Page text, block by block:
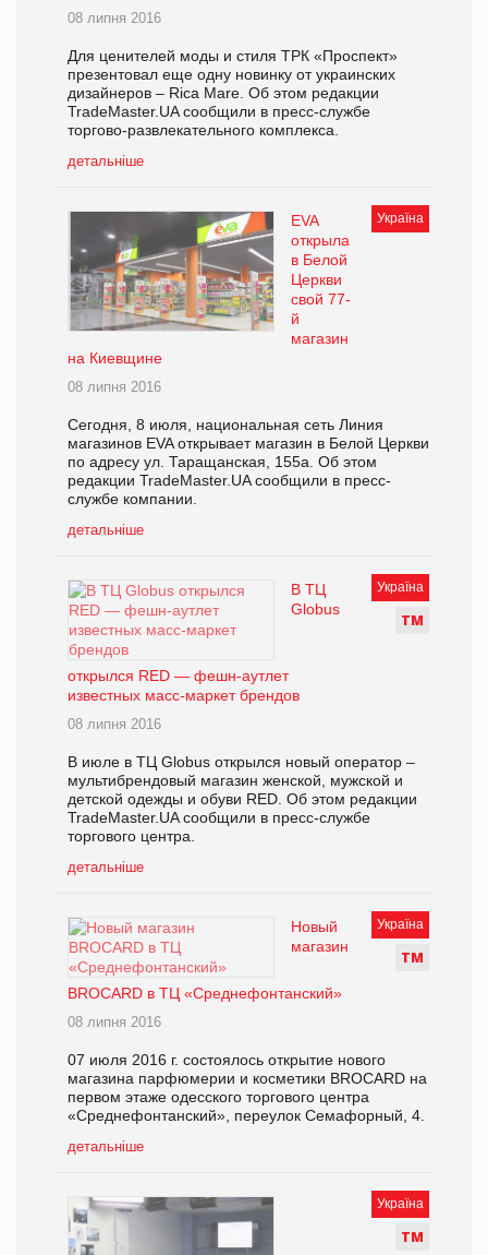
08 липня 2016
Для ценителей моды и стиля ТРК «Проспект»
презентовал еще одну новинку от украинских
дизайнеров – Rica Mare. Об этом редакции
TradeMaster.UA сообщили в пресс-службе
торгово-развлекательного комплекса.
детальніше
Україна
EVA
открыла
в Белой
Церкви
свой 77-
й
магазин
на Киевщине
08 липня 2016
Сегодня, 8 июля, национальная сеть Линия
магазинов EVA открывает магазин в Белой Церкви
по адресу ул. Таращанская, 155а. Об этом
редакции TradeMaster.UA сообщили в пресс-
службе компании.
детальніше
Україна
ТМ
В ТЦ
Globus
открылся RED — фешн-аутлет
известных масс-маркет брендов
08 липня 2016
В июле в ТЦ Globus открылся новый оператор –
мультибрендовый магазин женской, мужской и
детcкой одежды и обуви RED. Об этом редакции
TradeMaster.UA сообщили в пресс-службе
торгового центра.
детальніше
Україна
ТМ
Новый
магазин
BROCARD в ТЦ «Среднефонтанский»
08 липня 2016
07 июля 2016 г. состоялось открытие нового
магазина парфюмерии и косметики BROCARD на
первом этаже одесского торгового центра
«Среднефонтанский», переулок Семафорный, 4.
детальніше
Україна
ТМ